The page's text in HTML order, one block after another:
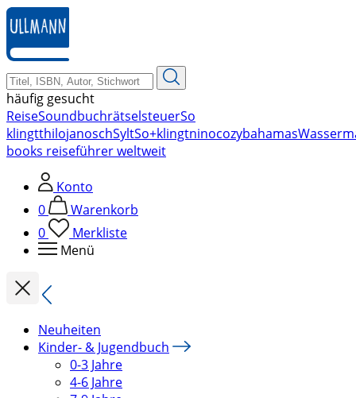
zum
Hauptinhalt
springen
häufig gesucht
ReiseSoundbuchrätselsteuerSo
klingtthilojanoschSyltSo+klingtninocozybahamas
books reiseführer weltweit
Konto
0
Warenkorb
0
Merkliste
Menü
Neuheiten
Kinder- & Jugendbuch
0-3 Jahre
4-6 Jahre